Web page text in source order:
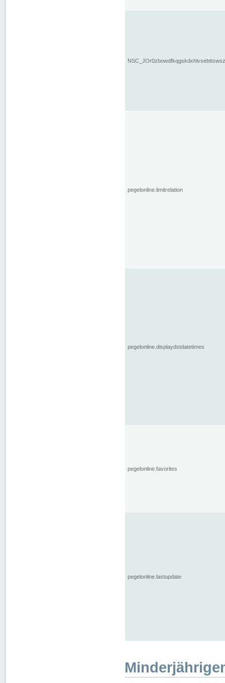
pegelonline.limitrelation
pegelonline.displaydstdatetimes
pegelonline.favorites
pegelonline.lastupdate